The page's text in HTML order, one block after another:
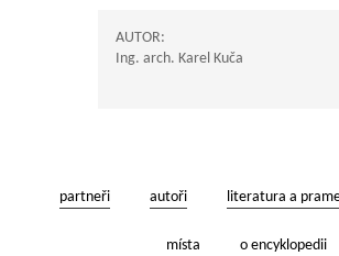
AUTOR:
Ing. arch. Karel Kuča
partneři autoři literatura a
místa o encyklopedii